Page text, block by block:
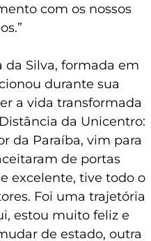
com os nossos
da Silva, formada em
durante sua
a vida transformada
da Unicentro:
da Paraíba, vim para
de portas
excelente, tive todo o
Foi uma trajetória
estou muito feliz e
de estado, outra